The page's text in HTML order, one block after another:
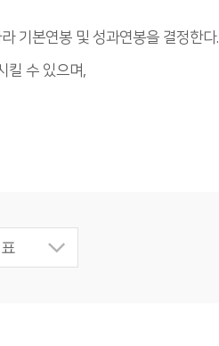
기본연봉 및 성과연봉을 결정한다.
킬 수 있으며,